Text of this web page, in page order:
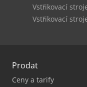
Vstřikovací
Vstřikovací
Prodat
Ceny a tarify